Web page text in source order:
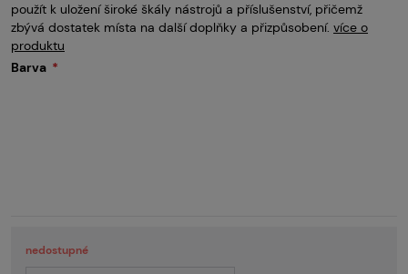
Výstroj Oblečení / boty Pyrotechnika
použít k uložení široké škály nástrojů a příslušenství, přičemž
zbývá dostatek místa na další doplňky a přizpůsobení. více o
produktu
Barva
nedostupné